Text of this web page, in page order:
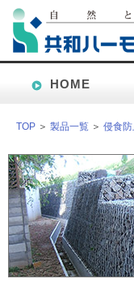
HOME
TOP ＞ 製品一覧 ＞ 侵食